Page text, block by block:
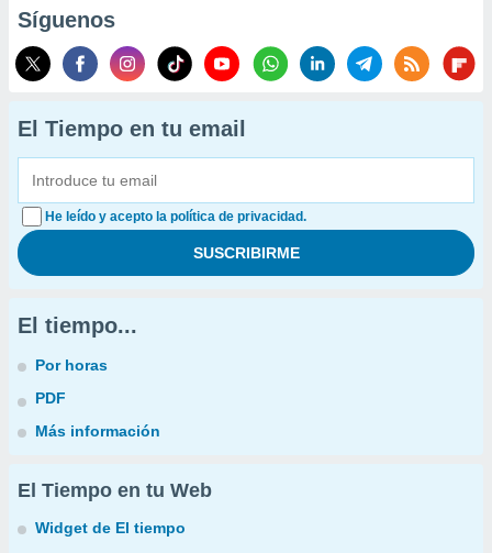
Síguenos
El Tiempo en tu email
He leído y acepto la política de privacidad.
El tiempo...
Por horas
PDF
Más información
El Tiempo en tu Web
Widget de El tiempo